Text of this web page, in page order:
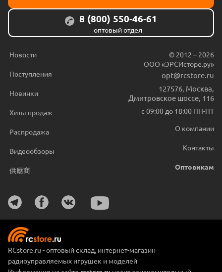
8 (800) 550-46-61
оптовый отдел
Новости
Поступления
Новинки
Хиты продаж
Распродажа
Видеообзоры
供應商
© 2012 – 2026
ООО «ЭРСИсторе.ру»
opt@rcstore.ru
127576 Москва
Дмитровское шоссе, 116
с 09:00 до 18:00 ПН-ПТ
О компании
Контакты
Оптовикам
RCstore.ru - оптовый склад, интернет-магазин
радиоуправляемых игрушек и моделей